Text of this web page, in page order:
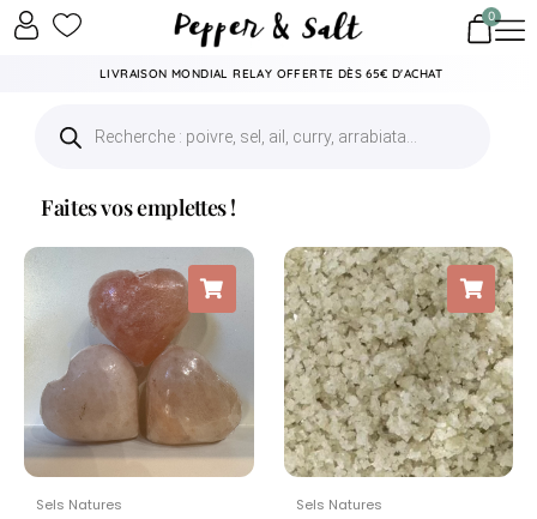
0
LIVRAISON MONDIAL RELAY OFFERTE DÈS 65€ D'ACHAT
Faites vos emplettes !
Sels Natures Sels Natures